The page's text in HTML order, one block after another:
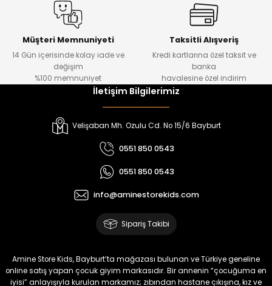
Urban Kız Çocuk Süveterli Tunik Gömlek Navi Kız Çocuk Kot Pantolon
₺ 650
Melra Kız Çocuk Kot Pantolon
%15
Tivon Kız Çocuk 3’lü Takım
₺ 2.340
Koren Kız Çocuk ve Bebek Tayt
₺ 320
₺ 250
Yeni
Koren Kız Çocuk ve Bebek Tayt
₺ 320
₺ 250
Müşteri Memnuniyeti
14 Gün içerisinde kolay iade ve
değişim
%100 memnuniyet
Taksitli Alışveriş
Kredi kartlarına özel taksit ve
banka
havalesine özel indirim
İletişim Bilgilerimiz
Velişaban Mh. Ozulu Cd. No 15/6 Bayburt
0551 850 0543
0551 850 0543
info@aminestorekids.com
Sipariş Takibi
Amine Store Kids, Bayburt’ta mağazası bulunan ve Türkiye geneline
online satış yapan çocuk giyim markasıdır. Bir annenin “çocuğuma en
iyisi” anlayışıyla kurulan markamız; zıbından hastane çıkışına, kız ve